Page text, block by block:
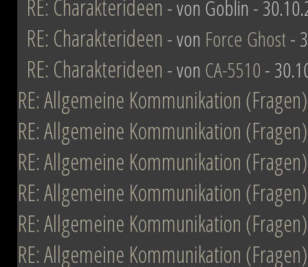
RE: Charakterideen - von Goblin -
RE: Charakterideen - von Force Ghost-
RE: Charakterideen - von CA-5510-
RE: Allgemeine Kommunikation (Fragen)
RE: Allgemeine Kommunikation (Fragen)
RE: Allgemeine Kommunikation (Fragen)
RE: Allgemeine Kommunikation (Fragen)
RE: Allgemeine Kommunikation (Fragen)
RE: Allgemeine Kommunikation (Fragen)